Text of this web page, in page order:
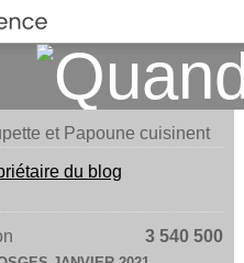
du blog
3 540 500